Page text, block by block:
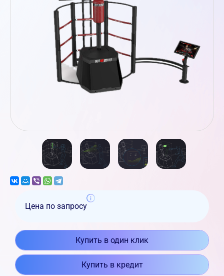
Цена по запросу
Купить в один клик
Купить в кредит